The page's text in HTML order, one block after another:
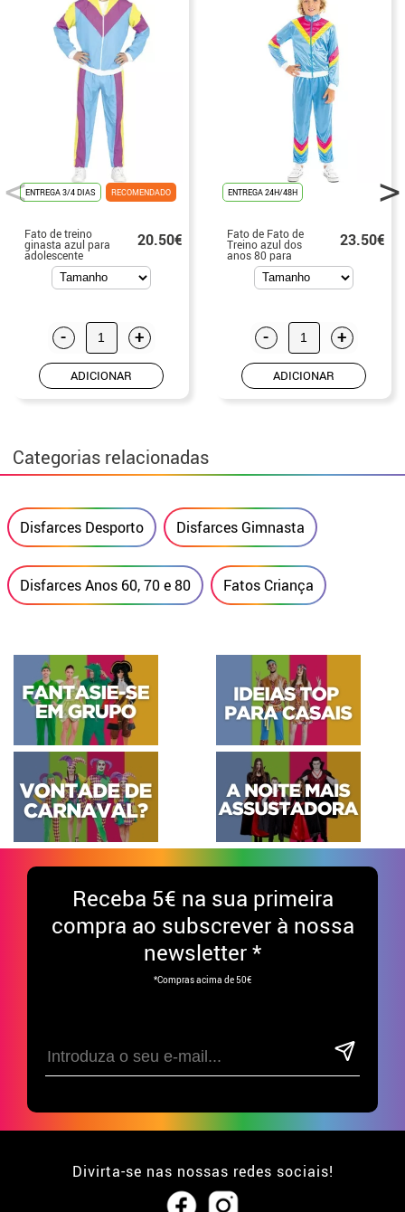
ENTREGA 3/4 DIAS RECOMENDADO
Fato de treino
ginasta azul para
adolescente
20.50€
- +
ADICIONAR
ENTREGA 24H/48H
Fato de Fato de
Treino azul dos
anos 80 para
menino
23.50€
- +
ADICIONAR
Categorias relacionadas
Disfarces Desporto Disfarces Gimnasta
Disfarces Anos 60, 70 e 80 Fatos Criança
Receba 5€ na sua primeira
compra ao subscrever à nossa
newsletter *
*Compras acima de 50€
Divirta-se nas nossas redes sociais!